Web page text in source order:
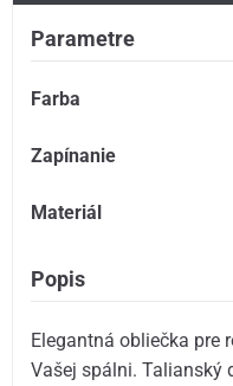
Parametre
Farba
Zapínanie
Materiál
Popis
Elegantná obliečka pre
Vašej spálni. Talianský